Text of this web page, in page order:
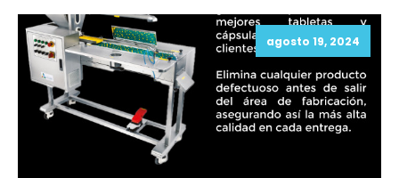
agosto 19, 2024